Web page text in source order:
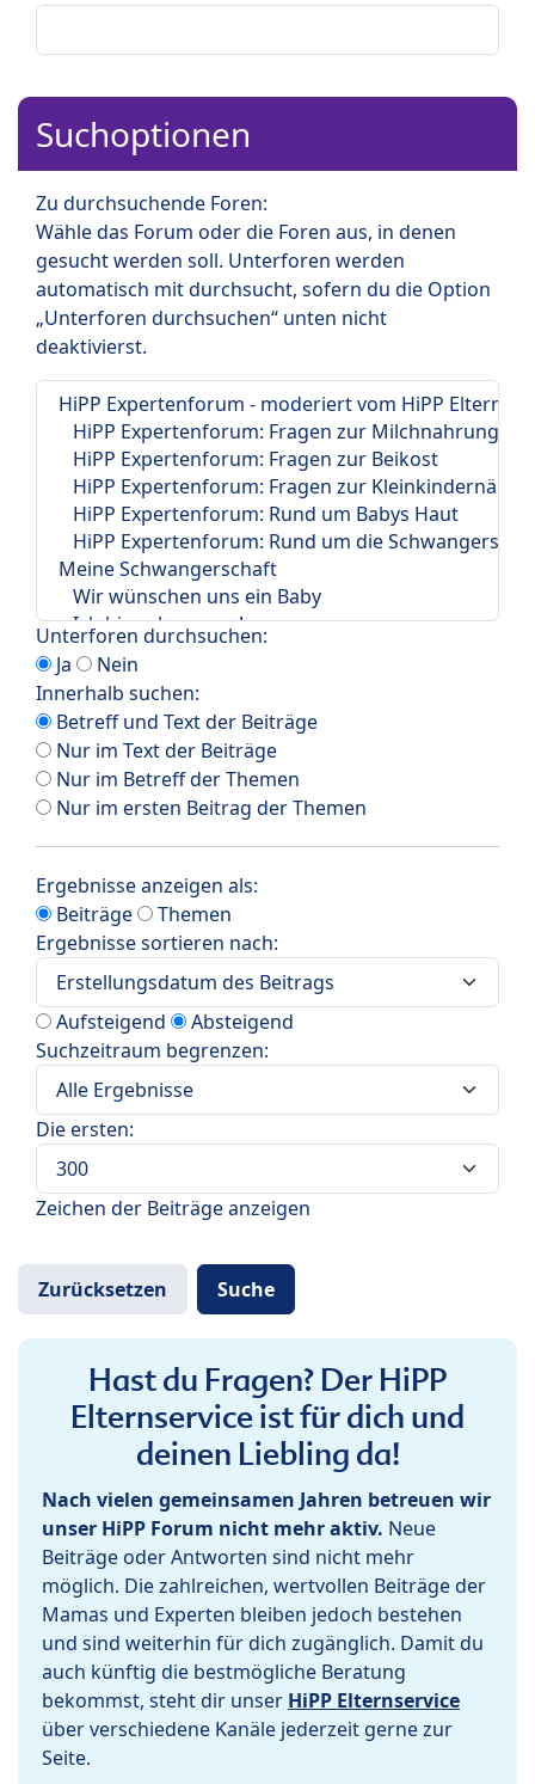
Suchoptionen
Zu durchsuchende Foren:
Wähle das Forum oder die Foren aus, in denen
gesucht werden soll. Unterforen werden
automatisch mit durchsucht, sofern du die Option
„Unterforen durchsuchen“ unten nicht
deaktivierst.
Unterforen durchsuchen:
Ja
Nein
Innerhalb suchen:
Betreff und Text der Beiträge
Nur im Text der Beiträge
Nur im Betreff der Themen
Nur im ersten Beitrag der Themen
Ergebnisse anzeigen als:
Beiträge
Themen
Ergebnisse sortieren nach:
Aufsteigend
Absteigend
Suchzeitraum begrenzen:
Die ersten:
Zeichen der Beiträge anzeigen
Hast du Fragen? Der HiPP
Elternservice ist für dich und
deinen Liebling da!
Nach vielen gemeinsamen Jahren betreuen wir
unser HiPP Forum nicht mehr aktiv. Neue
Beiträge oder Antworten sind nicht mehr
möglich. Die zahlreichen, wertvollen Beiträge der
Mamas und Experten bleiben jedoch bestehen
und sind weiterhin für dich zugänglich. Damit du
auch künftig die bestmögliche Beratung
bekommst, steht dir unser HiPP Elternservice
über verschiedene Kanäle jederzeit gerne zur
Seite.